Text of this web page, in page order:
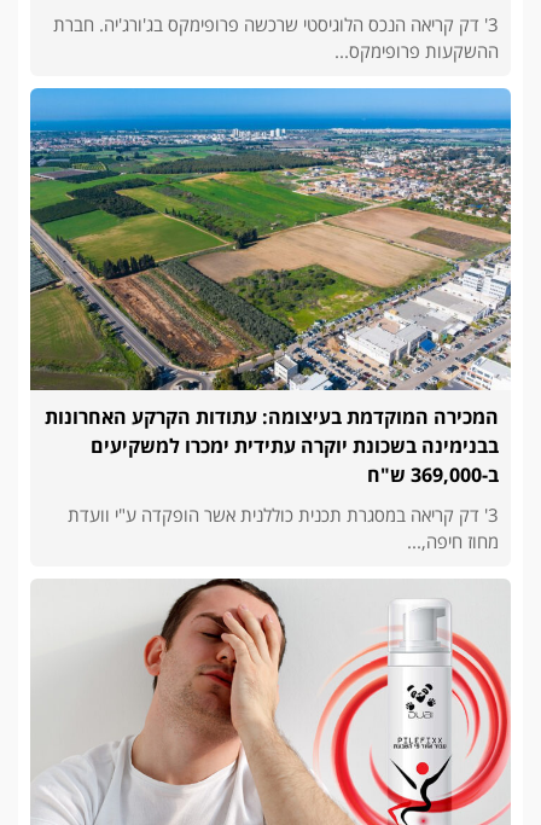
3' דק קריאה הנכס הלוגיסטי שרכשה פרופימקס בג'ורג'יה. חברת
ההשקעות פרופימקס...
המכירה המוקדמת בעיצומה: עתודות הקרקע האחרונות
בבנימינה בשכונת יוקרה עתידית ימכרו למשקיעים
ב-369,000 ש"ח
3' דק קריאה במסגרת תכנית כוללנית אשר הופקדה ע"י וועדת
מחוז חיפה,...